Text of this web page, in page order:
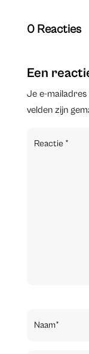
0 Reacties
Een
Je e-
velden zijn